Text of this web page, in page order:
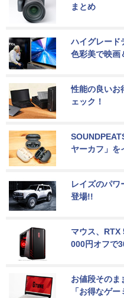
まとめ
ハイグレード
色彩美で映画
性能の良いお
ェック！
ヤーカフ」を
レイズのパワ
登場!!
マウス、RTX
000円オフで
お値段そのま
「お得なゲー